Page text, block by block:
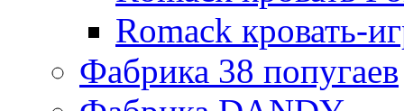
Romack кровать-
Фабрика 38 попугаев